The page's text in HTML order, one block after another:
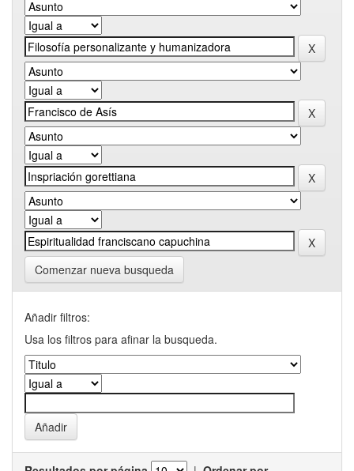
Comenzar nueva busqueda
Añadir filtros:
Usa los filtros para afinar la busqueda.